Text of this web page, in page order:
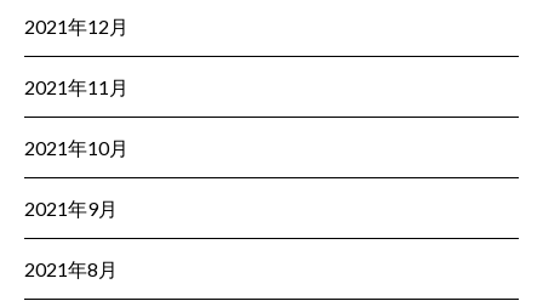
2021年12月
2021年11月
2021年10月
2021年9月
2021年8月